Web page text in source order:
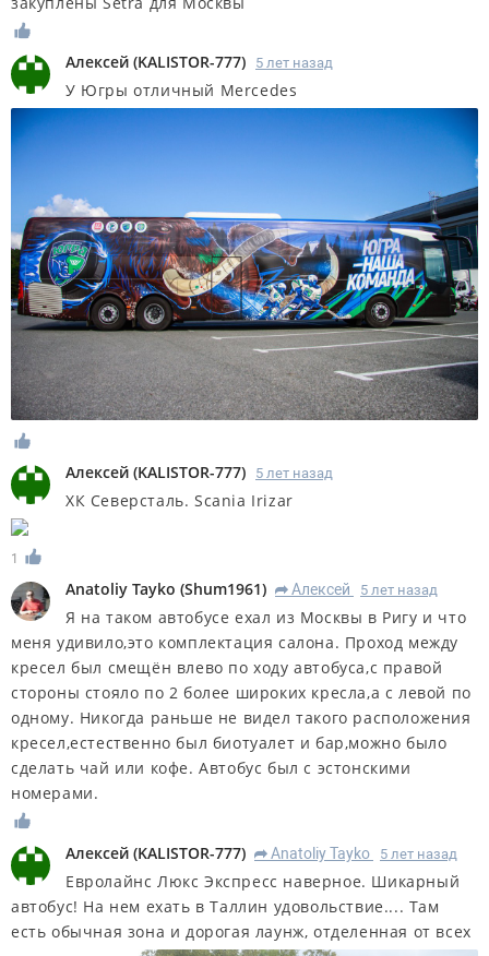
Алексей (KALISTOR-777) 5 лет назад
У Югры отличный Mercedes
Алексей (KALISTOR-777) 5 лет назад
ХК Северсталь. Scania Irizar
1
Anatoliy Tayko (Shum1961) R Алексей 5 лет назад
Я на таком автобусе ехал из Москвы в Ригу и что
меня удивило,это комплектация салона. Проход между
кресел был смещён влево по ходу автобуса,с правой
стороны стояло по 2 более широких кресла,а с левой по
одному. Никогда раньше не видел такого расположения
кресел,естественно был биотуалет и бар,можно было
сделать чай или кофе. Автобус был с эстонскими
номерами.
Алексей (KALISTOR-777) R Anatoliy Tayko 5 лет назад
Евролайнс Люкс Экспресс наверное. Шикарный
автобус! На нем ехать в Таллин удовольствие.... Там
есть обычная зона и дорогая лаунж, отделенная от всех